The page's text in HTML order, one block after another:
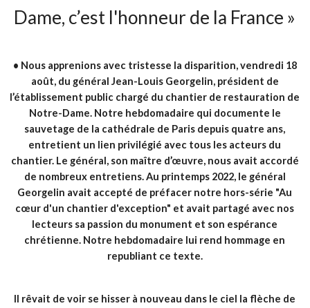
Dame, c’est l'honneur de la France »
• Nous apprenions avec tristesse la disparition, vendredi 18
août, du général Jean-Louis Georgelin, président de
l’établissement public chargé du chantier de restauration de
Notre-Dame. Notre hebdomadaire qui documente le
sauvetage de la cathédrale de Paris depuis quatre ans,
entretient un lien privilégié avec tous les acteurs du
chantier. Le général, son maître d’œuvre, nous avait accordé
de nombreux entretiens. Au printemps 2022, le général
Georgelin avait accepté de préfacer notre hors-série "Au
cœur d'un chantier d'exception" et avait partagé avec nos
lecteurs sa passion du monument et son espérance
chrétienne. Notre hebdomadaire lui rend hommage en
republiant ce texte.
Il rêvait de voir se hisser à nouveau dans le ciel la flèche de